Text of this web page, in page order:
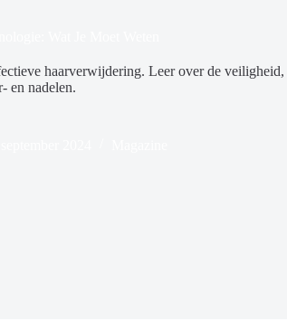
haarverwijdering. Leer over de
en nadelen.